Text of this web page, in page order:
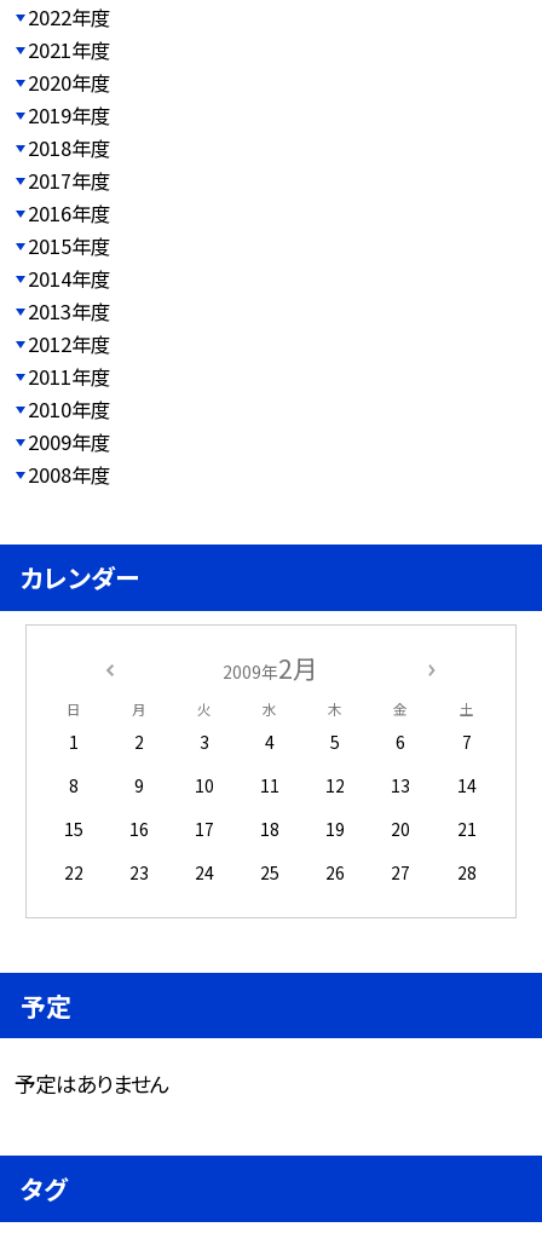
2022年度
2021年度
2020年度
2019年度
2018年度
2017年度
2016年度
2015年度
2014年度
2013年度
2012年度
2011年度
2010年度
2009年度
2008年度
カレンダー
2009年2月
日 月 火 水 木 金 土
1 2 3 4 5 6
7
8
9 10 11 12 13
14
15
16 17 18 19 20
21
22
23 24 25 26 27 28
予定
予定はありません
タグ